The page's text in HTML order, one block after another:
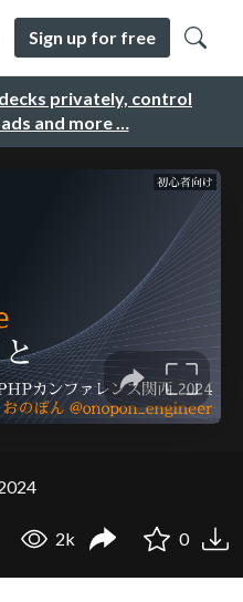
privately, control
and more …
Sign up for free
2k 0